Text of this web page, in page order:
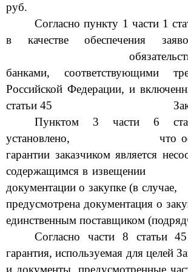
руб.
Согласно пункту 1 части 1
в качестве обеспечения
банками, соответствующими
Российской Федерации, и
статьи 45
Пунктом 3 части 6
установлено,
что
гарантии заказчиком является
содержащимся в извещении
документации о закупке (в случае,
предусмотрена документация о
единственным поставщиком
Согласно части 8 статьи
гарантия, используемая для целей
и документы, предусмотренные